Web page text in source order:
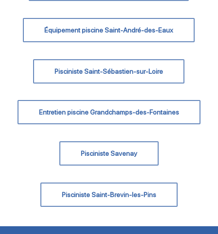
Équipement piscine Saint-André-des-Eaux
Pisciniste Saint-Sébastien-sur-Loire
Entretien piscine Grandchamps-des-Fontaines
Pisciniste Savenay
Pisciniste Saint-Brevin-les-Pins